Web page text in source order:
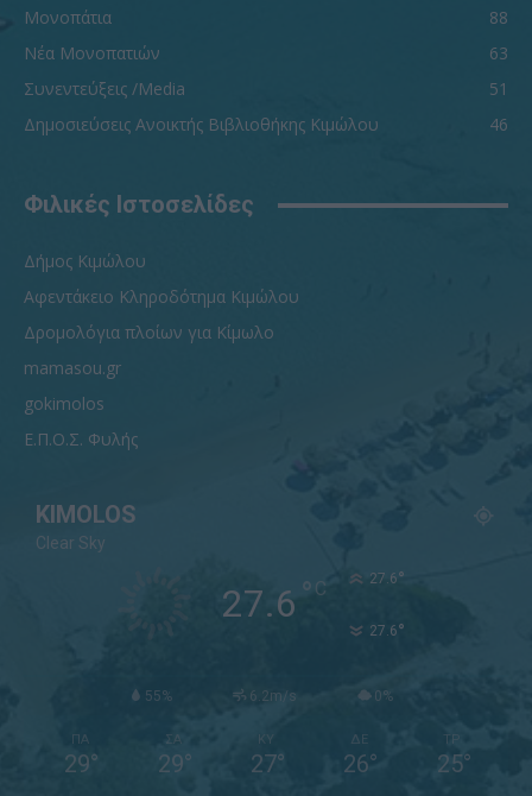
Μονοπάτια
88
Νέα Μονοπατιών
63
Συνεντεύξεις /Media
51
Δημοσιεύσεις Ανοικτής Βιβλιοθήκης Κιμώλου
46
Φιλικές Ιστοσελίδες
Δήμος Κιμώλου
Αφεντάκειο Κληροδότημα Κιμώλου
Δρομολόγια πλοίων για Κίμωλο
mamasou.gr
gokimolos
Ε.Π.Ο.Σ. Φυλής
KIMOLOS
Clear Sky
27.6 ° C 27.6°
27.6°
55% 6.2m/s 0%
ΠΑ
29°
ΣΑ
29°
ΚΥ
27°
ΔΕ
26°
ΤΡ
25°